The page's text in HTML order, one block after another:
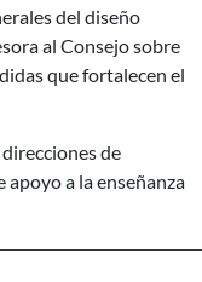
del diseño
al Consejo sobre
que fortalecen el
de
apoyo a la enseñanza